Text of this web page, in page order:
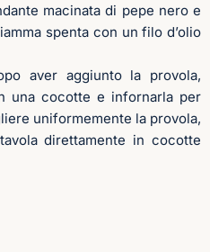
macinata di pepe nero e
spenta con un filo d’olio
aver aggiunto la provola,
una cocotte e infornarla per
uniformemente la provola,
direttamente in cocotte